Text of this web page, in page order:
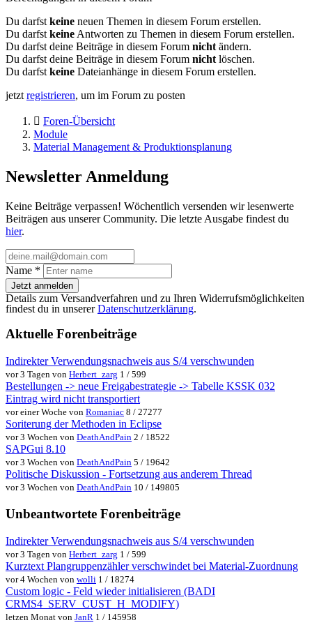
Du darfst keine neuen Themen in diesem Forum erstellen.
Du darfst keine Antworten zu Themen in diesem Forum erstellen.
Du darfst deine Beiträge in diesem Forum nicht ändern.
Du darfst deine Beiträge in diesem Forum nicht löschen.
Du darfst keine Dateianhänge in diesem Forum erstellen.
jetzt registrieren, um im Forum zu posten
Foren-Übersicht
Module
Material Management & Produktionsplanung
Newsletter Anmeldung
Keine Beiträge verpassen! Wöchentlich versenden wir lesenwerte
Beiträgen aus unserer Community. Die letzte Ausgabe findest du
hier.
Name *
Jetzt anmelden
Details zum Versandverfahren und zu Ihren Widerrufsmöglichkeiten
findest du in unsererDatenschutzerklärung.
Aktuelle Forenbeiträge
Indirekter Verwendungsnachweis aus S/4 verschwunden
vor 3 Tagen von Herbert_zarg 1 / 599
Bestellungen -> neue Freigabestrategie -> Tabelle KSSK 032
Eintrag wird nicht transportiert
vor einer Woche von Romaniac 8 / 27277
Soriterung der Methoden in Eclipse
vor 3 Wochen von DeathAndPain 2 / 18522
SAPGui 8.10
vor 3 Wochen von DeathAndPain 5 / 19642
Politische Diskussion - Fortsetzung aus anderem Thread
vor 3 Wochen von DeathAndPain 10 / 149805
Unbeantwortete Forenbeiträge
Indirekter Verwendungsnachweis aus S/4 verschwunden
vor 3 Tagen von Herbert_zarg 1 / 599
Kurztext Plangruppenzähler verschwindet bei Material-Zuordnung
vor 4 Wochen von wolli 1 / 18274
Custom logic - Feld wieder initialisieren (BADI
CRMS4_SERV_CUST_H_MODIFY)
letzen Monat von JanR 1 / 145958